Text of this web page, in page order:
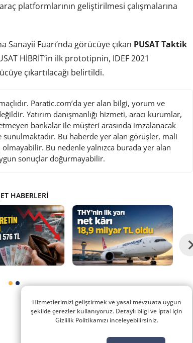
platformlarının geliştirilmesi çalışmalarına
Sanayii Fuarı’nda görücüye çıkan PUSAT Taktik
HİBRİT’in ilk prototipnin, IDEF 2021
çıkartılacağı belirtildi.
Paratic.com’da yer alan bilgi, yorum ve
Yatırım danışmanlığı hizmeti, aracı kurumlar,
bankalar ile müşteri arasında imzalanacak
sunulmaktadır. Bu haberde yer alan görüşler, mali
Bu nedenle yalnızca burada yer alan
sonuçlar doğurmayabilir.
HABERLERI
Hizmetlerimizi geliştirmek ve yasal mevzuata uygun
şekilde çerezler kullanıyoruz. Detaylı bilgi ve iptal için
Gizlilik Politikamızı inceleyebilirsiniz.